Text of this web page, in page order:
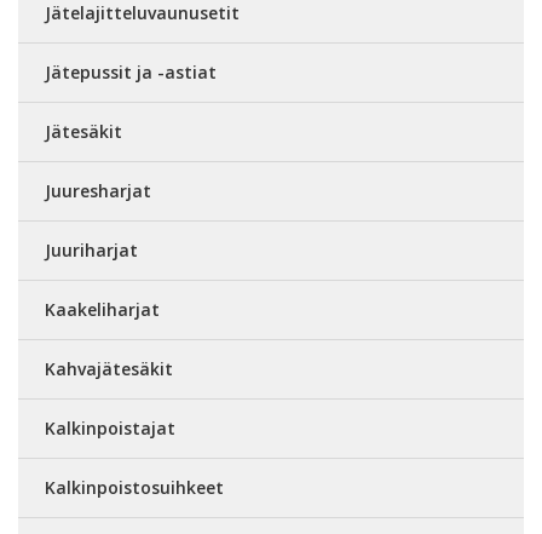
Jätelajitteluvaunusetit
Jätepussit ja -astiat
Jätesäkit
Juuresharjat
Juuriharjat
Kaakeliharjat
Kahvajätesäkit
Kalkinpoistajat
Kalkinpoistosuihkeet